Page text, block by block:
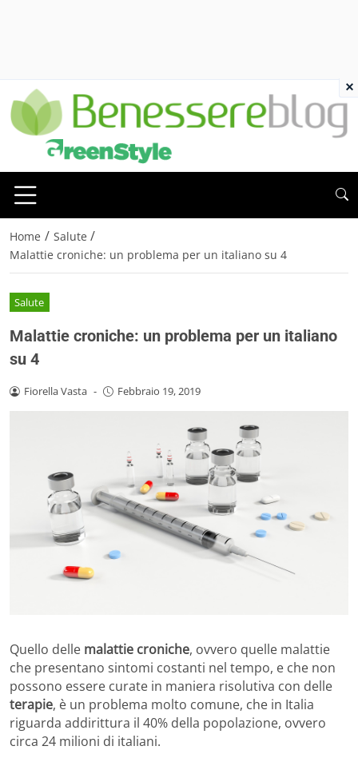
Home / Salute /
Malattie croniche: un problema per un italiano su 4
Salute
Malattie croniche: un problema per un italiano
su 4
Fiorella Vasta - Febbraio 19, 2019
Quello delle malattie croniche, ovvero quelle malattie
che presentano sintomi costanti nel tempo, e che non
possono essere curate in maniera risolutiva con delle
terapie, è un problema molto comune, che in Italia
riguarda addirittura il 40% della popolazione, ovvero
circa 24 milioni di italiani.
×